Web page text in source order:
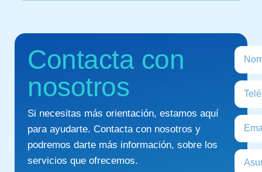
Contacta con
nosotros
Si necesitas más orientación, estamos aquí
para ayudarte. Contacta con nosotros y
podremos darte más información, sobre los
servicios que ofrecemos.